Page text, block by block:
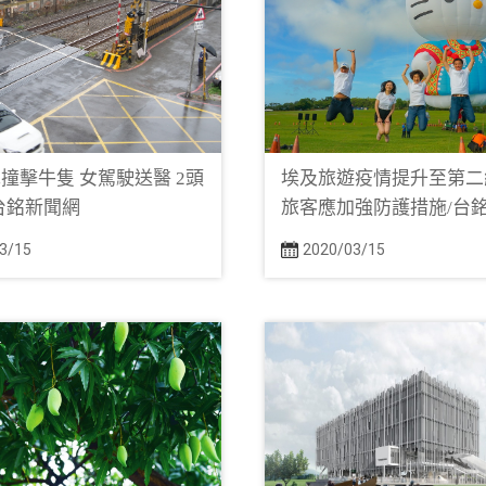
擊牛隻 女駕駛送醫 2頭
銘新聞網
15
埃及旅遊疫情提升至第
旅客應加強防護措施/台
2020/03/15